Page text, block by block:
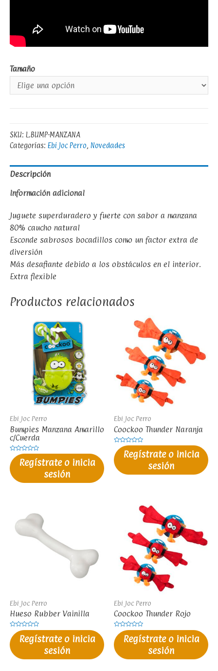
Tamaño
SKU: L.BUMP-MANZANA
Categorías: Ebi Joc Perro, Novedades
Descripción
Información adicional
Juguete superduradero y fuerte con sabor a manzana
80% caucho natural
Esconde sabrosos bocadillos como un factor extra de
diversión
Más desafiante debido a los obstáculos en el interior.
Extra flexible
Productos relacionados
Ebi Joc Perro
Bumpies Manzana Amarillo
c/Cuerda
Valorado
en
0
de
5
Regístrate o inicia
sesión
Ebi Joc Perro
Coockoo Thunder Naranja
Valorado
en
0
de
5
Regístrate o inicia
sesión
Ebi Joc Perro
Hueso Rubber Vainilla
Valorado
en
0
de
5
Regístrate o inicia
sesión
Ebi Joc Perro
Coockoo Thunder Rojo
Valorado
en
0
de
5
Regístrate o inicia
sesión